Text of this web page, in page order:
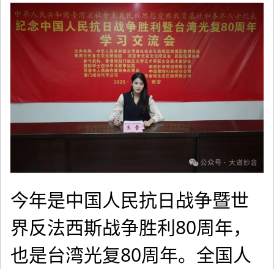
今年是中国人民抗日战争暨世
界反法西斯战争胜利80周年，
也是台湾光复80周年。全国人